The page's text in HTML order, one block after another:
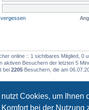
Cookies, um Ihnen
bei der Nutzung
online :: 1 sichtbares Mitglied, 0
aktiven Besuchern der letzten 5
bei 2205 Besuchern, die am
• Themen insgesamt